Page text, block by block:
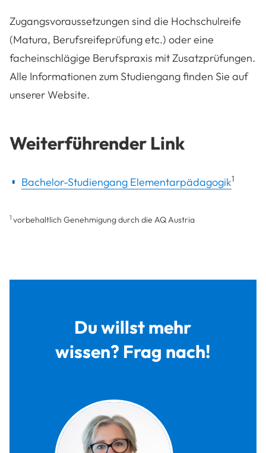
Zugangsvoraussetzungen sind die Hochschulreife
(Matura, Berufsreifeprüfung etc.) oder eine
facheinschlägige Berufspraxis mit Zusatzprüfungen.
Alle Informationen zum Studiengang finden Sie auf
unserer Website.
Weiterführender Link
Bachelor-Studiengang Elementarpädagogik1
1 vorbehaltlich Genehmigung durch die AQ Austria
Du willst mehr
wissen? Frag nach!